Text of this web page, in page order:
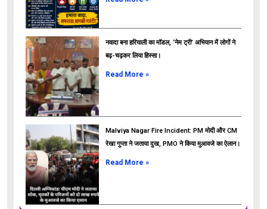
नवादा बना हरियाली का मॉडल, ‘नेम ट्री’ अभियान में लोगों ने
बढ़-चढ़कर लिया हिस्सा।
Read More »
Malviya Nagar Fire Incident: PM मोदी और CM
रेखा गुप्ता ने जताया दुख, PMO ने किया मुआवजे का ऐलान।
Read More »